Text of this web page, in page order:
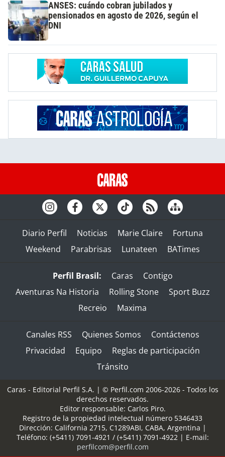
ANSES: cuándo cobran jubilados y
pensionados en agosto de 2026, según el
DNI
Diario Perfil Noticias Marie Claire
Fortuna
Weekend
Parabrisas Lunateen BATimes
Perfil Brasil: Caras
Contigo
Aventuras Na Historia
Rolling Stone
Sport Buzz
Recreio
Maxima
Canales RSS Quienes Somos
Contáctenos
Privacidad
Equipo
Reglas de participación
Tránsito
Caras - Editorial Perfil S.A. | © Perfil.com 2006-2026 - Todos los
derechos reservados.
Editor responsable: Carlos Piro.
Registro de la propiedad intelectual número 5346433
Dirección: California 2715, C1289ABI, CABA, Argentina |
Teléfono: (+5411) 7091-4921 / (+5411) 7091-4922| E-mail:
perfilcom@perfil.com